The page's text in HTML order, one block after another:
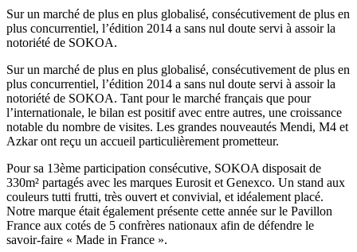
Sur un marché de plus en plus globalisé, consécutivement de plus en
plus concurrentiel, l’édition 2014 a sans nul doute servi à assoir la
notoriété de SOKOA.
Sur un marché de plus en plus globalisé, consécutivement de plus en
plus concurrentiel, l’édition 2014 a sans nul doute servi à assoir la
notoriété de SOKOA. Tant pour le marché français que pour
l’internationale, le bilan est positif avec entre autres, une croissance
notable du nombre de visites. Les grandes nouveautés Mendi, M4 et
Azkar ont reçu un accueil particulièrement prometteur.
Pour sa 13ème participation consécutive, SOKOA disposait de
330m² partagés avec les marques Eurosit et Genexco. Un stand aux
couleurs tutti frutti, très ouvert et convivial, et idéalement placé.
Notre marque était également présente cette année sur le Pavillon
France aux cotés de 5 confrères nationaux afin de défendre le
savoir-faire « Made in France ».